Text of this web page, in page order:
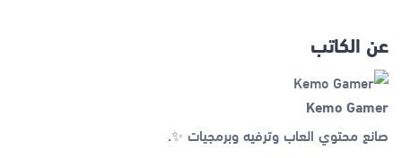
عن الكاتب
Kemo Gamer
صانع محتوي العاب وترفيه وبرمجيات ✨.